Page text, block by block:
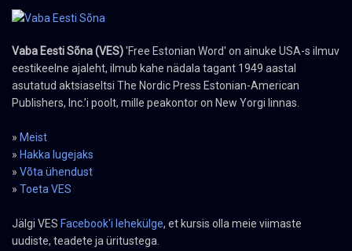
Vaba Eesti Sõna (VES)'Free Estonian Word' on ainuke USA-s ilmuv
eestikeelne ajaleht, ilmub kahe nädala tagant 1949 aastal
asutatud aktsiaseltsi The Nordic Press Estonian-American
Publishers, Inc.’i poolt, mille peakontor on New Yorgi linnas.
» Meist
» Hakka lugejaks
» Võta ühendust
» Toeta VES
Jälgi VES Facebook'i lehekülge, et kursis olla meie viimaste
uudiste, teadete ja üritustega.